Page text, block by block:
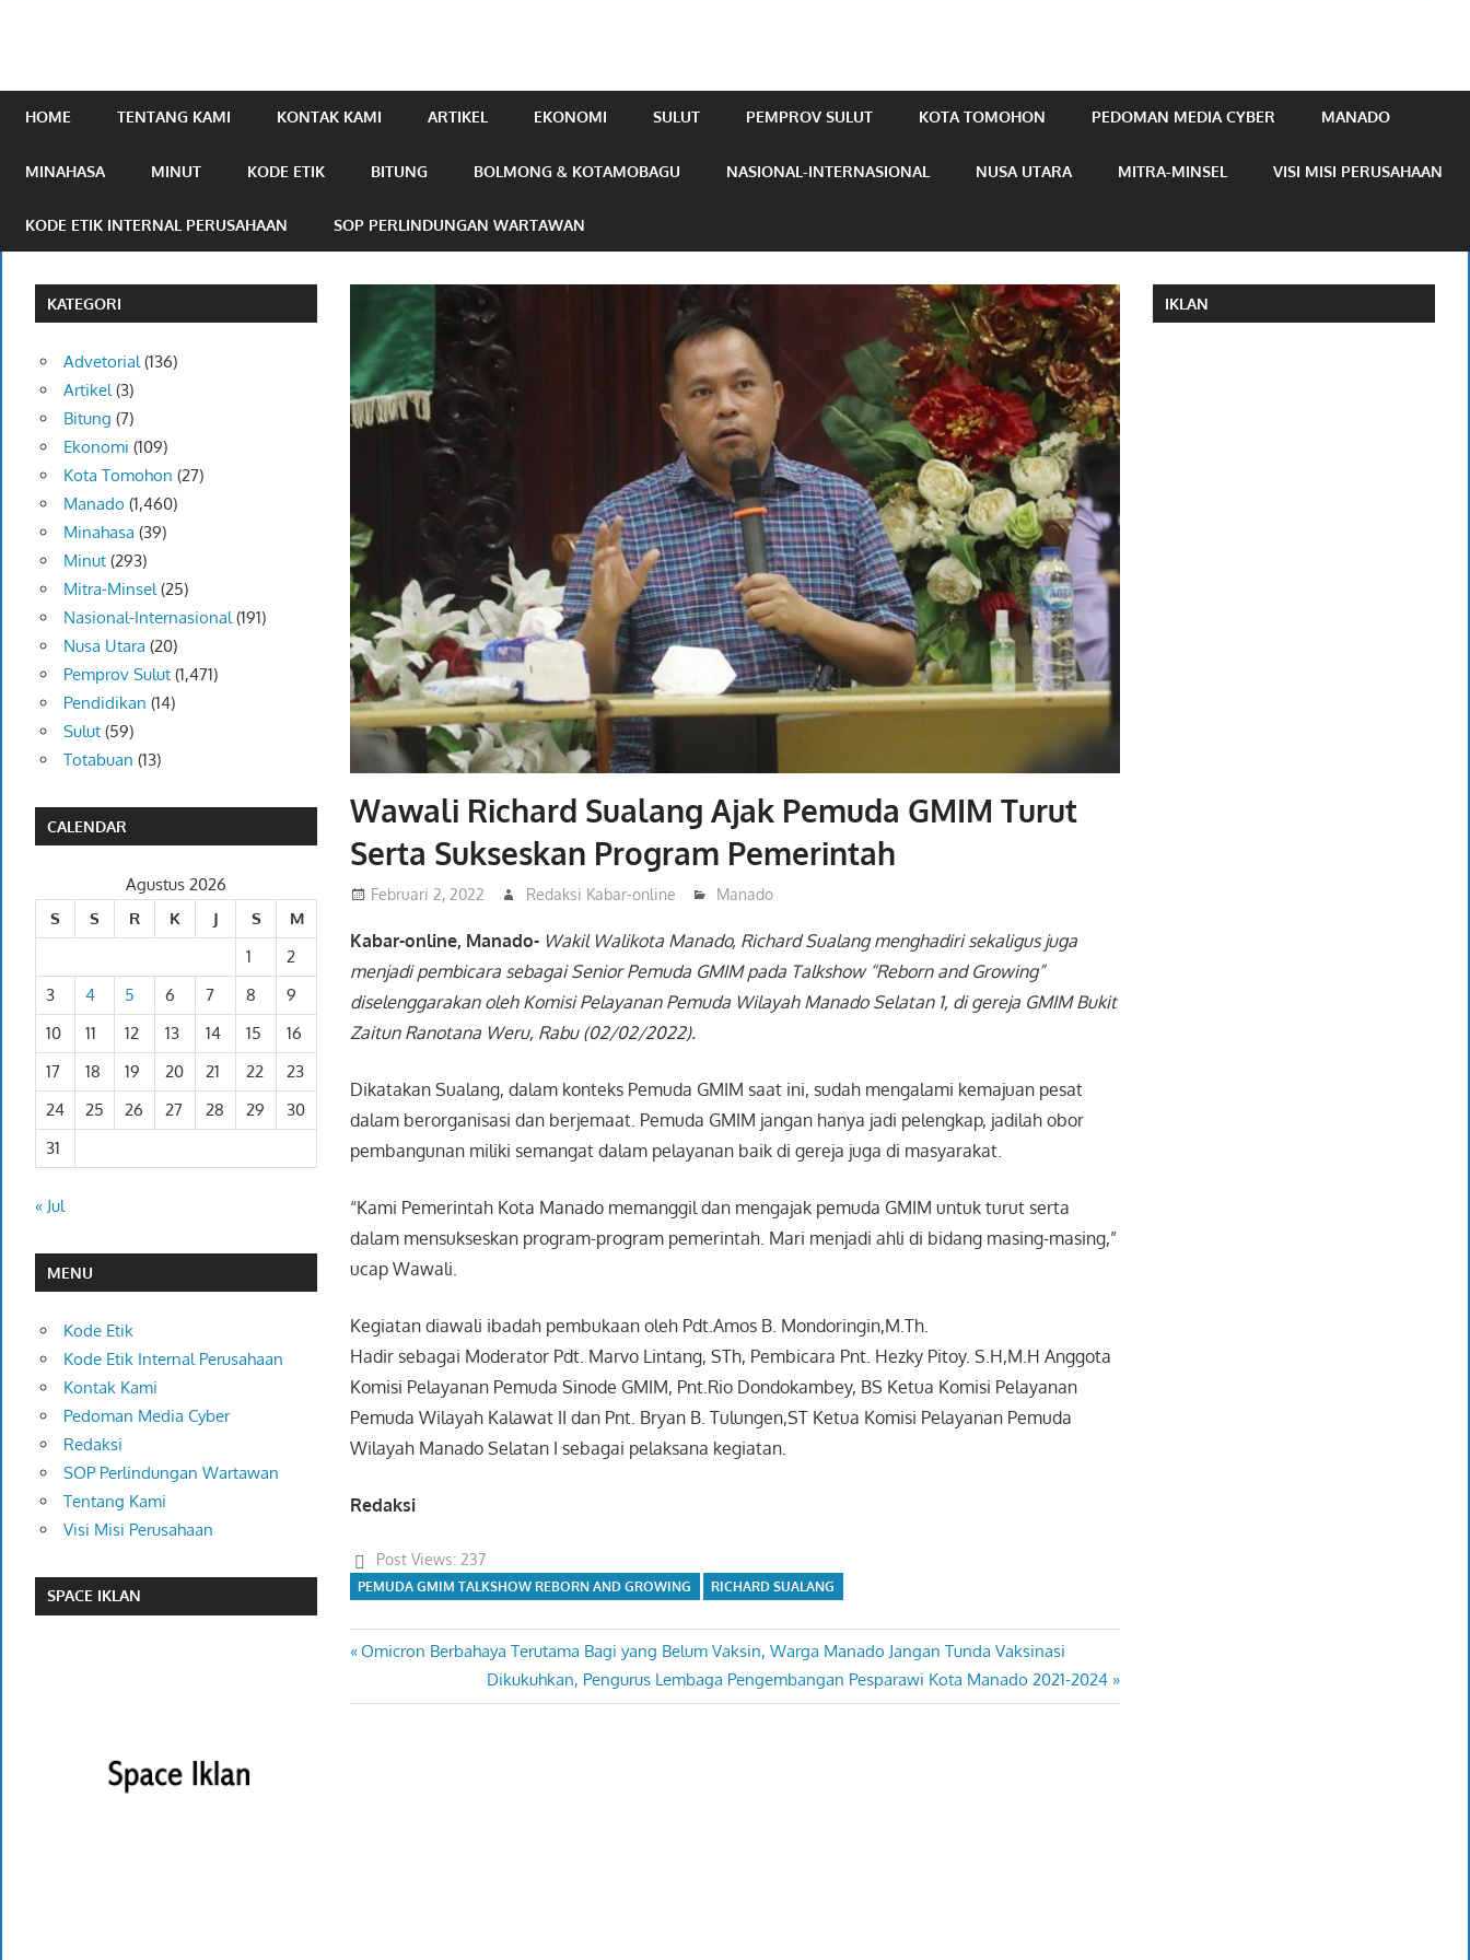
HOME TENTANG KAMI KONTAK KAMI ARTIKEL EKONOMI SULUT PEMPROV SULUT KOTA TOMOHON PEDOMAN MEDIA CYBER MANADO
MINAHASA MINUT KODE ETIK BITUNG BOLMONG & KOTAMOBAGU NASIONAL-INTERNASIONAL NUSA UTARA MITRA-MINSEL VISI MISI PERUSAHAAN
KODE ETIK INTERNAL PERUSAHAAN SOP PERLINDUNGAN WARTAWAN
Wawali Richard Sualang Ajak Pemuda GMIM Turut
Serta Sukseskan Program Pemerintah
Februari 2, 2022 Redaksi Kabar-online Manado
Kabar-online, Manado- Wakil Walikota Manado, Richard Sualang menghadiri sekaligus juga
menjadi pembicara sebagai Senior Pemuda GMIM pada Talkshow “Reborn and Growing”
diselenggarakan oleh Komisi Pelayanan Pemuda Wilayah Manado Selatan 1, di gereja GMIM Bukit
Zaitun Ranotana Weru, Rabu (02/02/2022).
Dikatakan Sualang, dalam konteks Pemuda GMIM saat ini, sudah mengalami kemajuan pesat
dalam berorganisasi dan berjemaat. Pemuda GMIM jangan hanya jadi pelengkap, jadilah obor
pembangunan miliki semangat dalam pelayanan baik di gereja juga di masyarakat.
“Kami Pemerintah Kota Manado memanggil dan mengajak pemuda GMIM untuk turut serta
dalam mensukseskan program-program pemerintah. Mari menjadi ahli di bidang masing-masing,”
ucap Wawali.
Kegiatan diawali ibadah pembukaan oleh Pdt.Amos B. Mondoringin,M.Th.
Hadir sebagai Moderator Pdt. Marvo Lintang, STh, Pembicara Pnt. Hezky Pitoy. S.H,M.H Anggota
Komisi Pelayanan Pemuda Sinode GMIM, Pnt.Rio Dondokambey, BS Ketua Komisi Pelayanan
Pemuda Wilayah Kalawat II dan Pnt. Bryan B. Tulungen,ST Ketua Komisi Pelayanan Pemuda
Wilayah Manado Selatan I sebagai pelaksana kegiatan.
Redaksi
Post Views: 237
PEMUDA GMIM TALKSHOW REBORN AND GROWING RICHARD SUALANG
Navigasi
pos
Previous
Omicron Berbahaya Terutama Bagi yang Belum Vaksin, Warga Manado Jangan Tunda Vaksinasi
Next
Post:
Dikukuhkan, Pengurus Lembaga Pengembangan Pesparawi Kota Manado 2021-2024
KATEGORI
Advetorial(136)
Artikel(3)
Bitung (7)
Ekonomi (109)
Kota Tomohon (27)
Manado (1,460)
Minahasa (39)
Minut(293)
Mitra-Minsel(25)
Nasional-Internasional(191)
Nusa Utara (20)
Pemprov Sulut(1,471)
Pendidikan (14)
Sulut(59)
Totabuan (13)
CALENDAR
Agustus 2026
S
S R K J S
M
1
2
3
4 5 6 7 8
9
10
11 12 13 14 15
16
17
18 19 20 21 22
23
24
25 26 27 28 29
30
31
« Jul
MENU
Kode Etik
Kode Etik Internal Perusahaan
Kontak Kami
Pedoman Media Cyber
Redaksi
SOP Perlindungan Wartawan
Tentang Kami
Visi Misi Perusahaan
SPACE IKLAN
IKLAN